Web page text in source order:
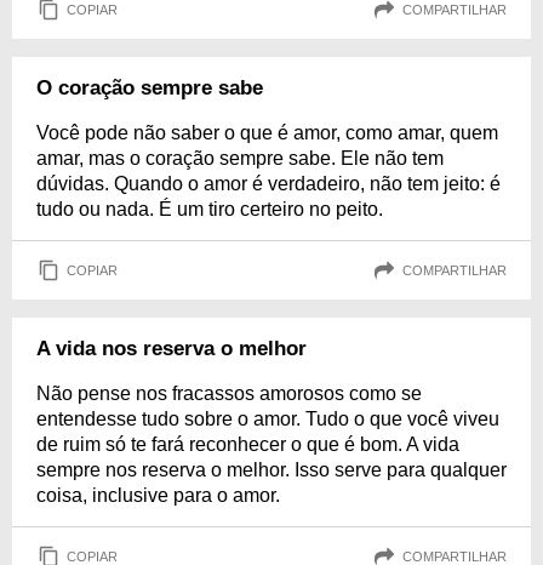
COPIAR COMPARTILHAR
O coração sempre sabe
Você pode não saber o que é amor, como amar, quem
amar, mas o coração sempre sabe. Ele não tem
dúvidas. Quando o amor é verdadeiro, não tem jeito: é
tudo ou nada. É um tiro certeiro no peito.
COPIAR COMPARTILHAR
A vida nos reserva o melhor
Não pense nos fracassos amorosos como se
entendesse tudo sobre o amor. Tudo o que você viveu
de ruim só te fará reconhecer o que é bom. A vida
sempre nos reserva o melhor. Isso serve para qualquer
coisa, inclusive para o amor.
COPIAR COMPARTILHAR